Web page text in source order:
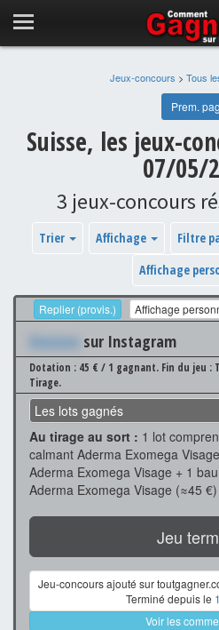
Jeux-concours > Tous
Prem.
Suisse, les jeux-
07/05/
3 jeux-concours
Trier Affichage Filtre
Affichage
Replier (provis.) Affichage
Xxxxxxx sur Instagram
Dotation : 45 € / 1 gagnant. Fin du jeu :
Tirage.
Les lots gagnés
Au tirage au sort : 1 lot
calmant Aderma Exomega
Aderma Exomega Visage + 1
Aderma Exomega Visage (≈45 €)
Jeu
Jeu-concours ajouté sur
Terminé depuis le
Voir les